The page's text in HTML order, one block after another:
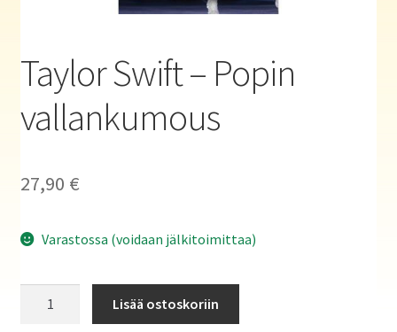
Haluatko kirjailijaksi?
Taylor Swift – Popin
vallankumous
27,90 €
Varastossa (voidaan jälkitoimittaa)
Lisää ostoskoriin